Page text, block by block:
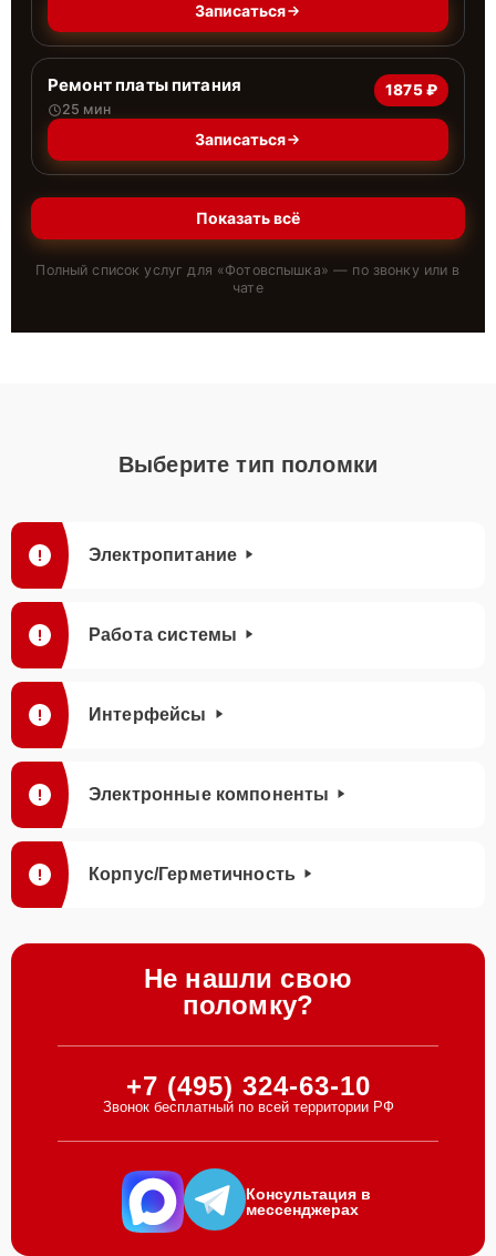
Записаться
Ремонт платы питания
25 мин
1875 ₽
Записаться
Показать всё
Полный список услуг для «Фотовспышка» — по звонку или в
чате
Выберите тип поломки
Электропитание
Работа системы
Интерфейсы
Электронные компоненты
Корпус/Герметичность
Не нашли свою
поломку?
+7 (495) 324-63-10
Звонок бесплатный по всей территории РФ
Консультация в
мессенджерах